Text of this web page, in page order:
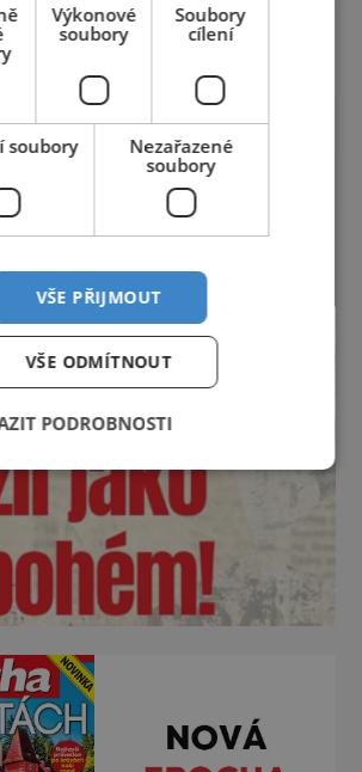
Výkonové
soubory
Soubory
cílení
soubory
Nezařazené
soubory
VŠE PŘIJMOUT
VŠE ODMÍTNOUT
PODROBNOSTI